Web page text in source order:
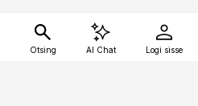
Otsing AI Chat Logi sisse